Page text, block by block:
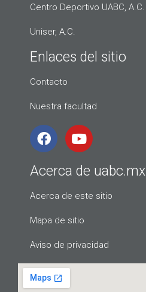
Centro Deportivo UABC, A.C.
Uniser, A.C.
Enlaces del sitio
Contacto
Nuestra facultad
Acerca de uabc.mx
Acerca de este sitio
Mapa de sitio
Aviso de privacidad